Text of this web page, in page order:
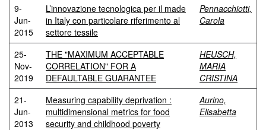
9-
Jun-
2015
L’innovazione tecnologica per il made
in Italy con particolare riferimento al
settore tessile
Pennacchiotti,
Carola
25-
Nov-
2019
THE "MAXIMUM ACCEPTABLE
CORRELATION" FOR A
DEFAULTABLE GUARANTEE
HEUSCH,
MARIA
CRISTINA
21-
Jun-
2013
Measuring capability deprivation :
multidimensional metrics for food
security and childhood poverty
Aurino,
Elisabetta